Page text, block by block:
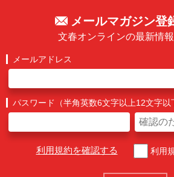
メールマガジン登
文春オンラインの最新情
メールアドレス
パスワード（半角英数6文字以上12文字以
利用規約を確認する 利用